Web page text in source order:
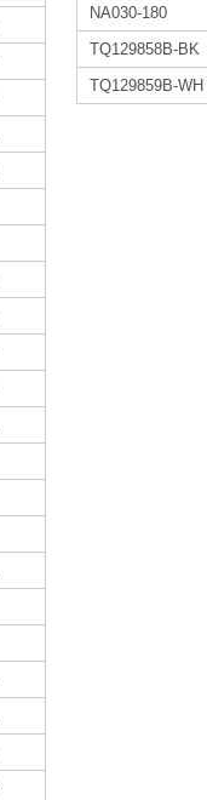
NA030-180
TQ129858B-BK
TQ129859B-WH